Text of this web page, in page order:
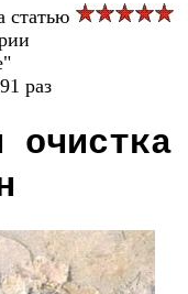
статью
раз
очистка